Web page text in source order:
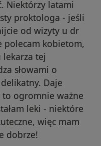
Niektórzy latami
proktologa - jeśli
od wizyty u dr
polecam kobietom,
tej
słowami o
Daje
to ogromnie ważne
leki - niektóre
więc mam
dobrze!